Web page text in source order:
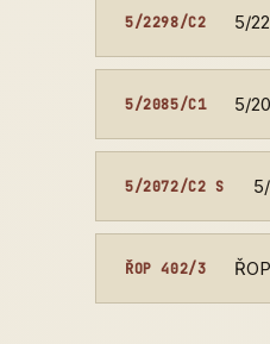
5/2298/C2 5/
5/2085/C1 5/
5/2072/C2 S
ŘOP 402/3